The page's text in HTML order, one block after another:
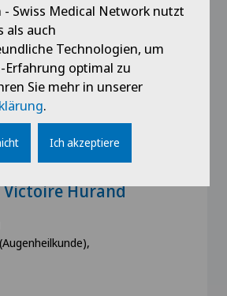
Hurand
- Swiss Medical Network nutzt
als auch
Technologien, um
Erfahrung optimal zu
Sie mehr in unserer
.
Ich akzeptiere